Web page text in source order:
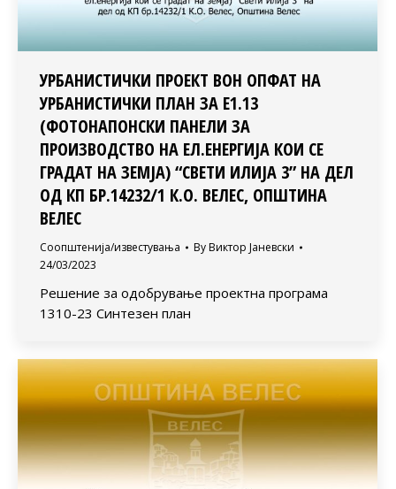
УРБАНИСТИЧКИ ПРОЕКТ ВОН ОПФАТ НА
УРБАНИСТИЧКИ ПЛАН ЗА Е1.13
(ФОТОНАПОНСКИ ПАНЕЛИ ЗА
ПРОИЗВОДСТВО НА ЕЛ.ЕНЕРГИЈА КОИ СЕ
ГРАДАТ НА ЗЕМЈА) “СВЕТИ ИЛИЈА 3” НА ДЕЛ
ОД КП БР.14232/1 К.О. ВЕЛЕС, ОПШТИНА
ВЕЛЕС
Соопштенија/известувања By Виктор Јаневски
24/03/2023
Решение за одобрување проектна програма
1310-23 Синтезен план